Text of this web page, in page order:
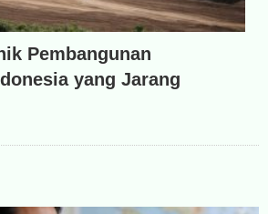
Pembangunan
yang Jarang